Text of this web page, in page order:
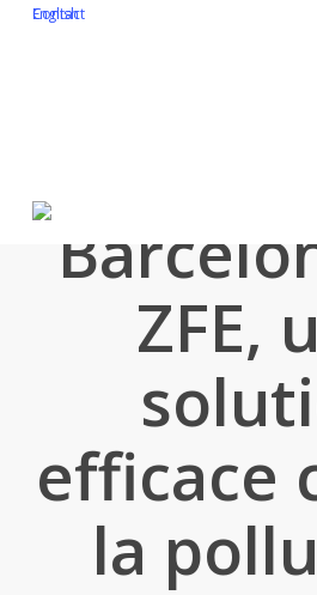
English
Contact
ZFE,
efficace
la